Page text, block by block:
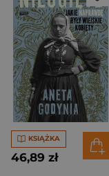
KSIĄŻKA
46,89 zł